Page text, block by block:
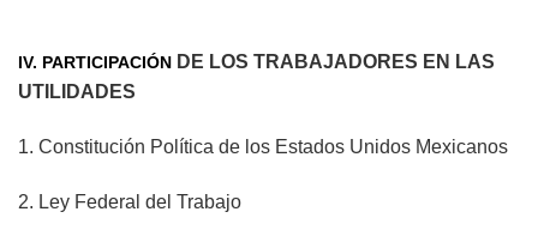
IV. PARTICIPACIÓN DE LOS TRABAJADORES EN LAS
UTILIDADES
1. Constitución Política de los Estados Unidos Mexicanos
2. Ley Federal del Trabajo